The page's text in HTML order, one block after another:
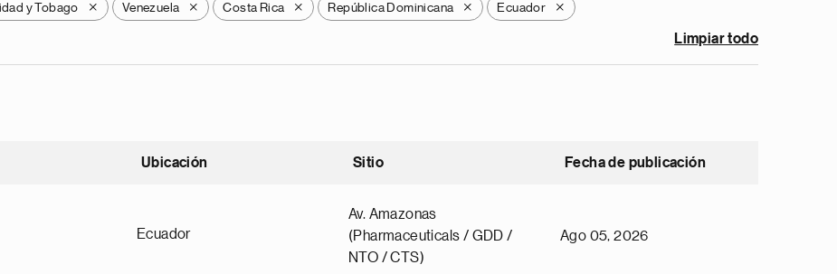
y Tobago X Venezuela X Costa Rica X República Dominicana X Ecuador X
Limpiar todo
Ubicación Sitio Fecha de publicación
Ecuador
Av. Amazonas
(Pharmaceuticals / GDD /
NTO / CTS)
Ago 05, 2026